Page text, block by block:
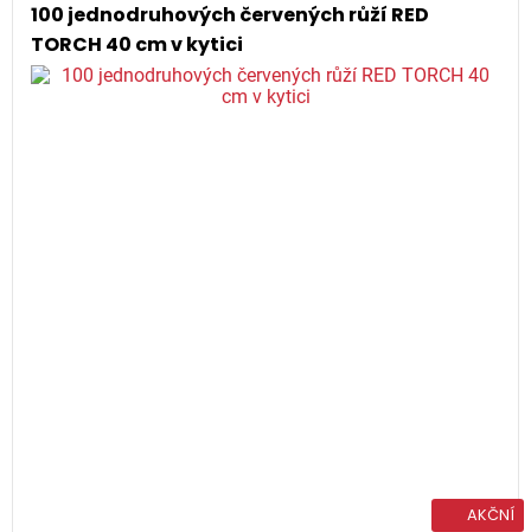
100 jednodruhových červených růží RED
TORCH 40 cm v kytici
AKČNÍ